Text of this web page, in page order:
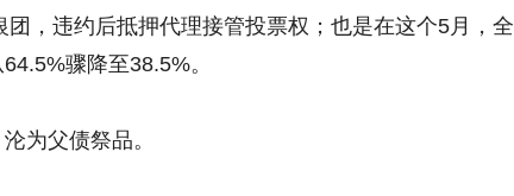
，违约后抵押代理接管投票权；也是在这个5月，全
骤降至38.5%。
为父债祭品。